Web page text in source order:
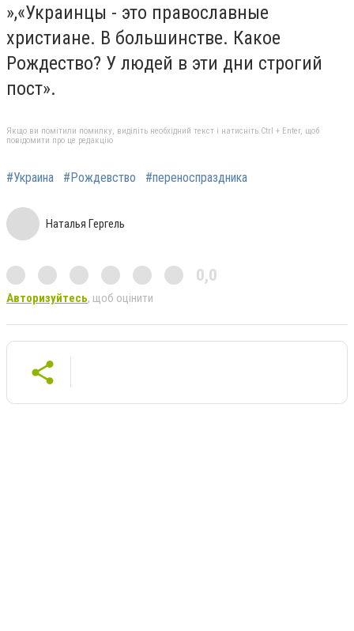
»,«Украинцы - это православные
христиане. В большинстве. Какое
Рождество? У людей в эти дни строгий
пост».
Якщо ви помітили помилку, виділіть необхідний текст і натисніть Ctrl + Enter, щоб
повідомити про це редакцію
#Украина #Рождевство #переноспраздника
Наталья Гергель
0,0
Авторизуйтесь, щоб оцінити